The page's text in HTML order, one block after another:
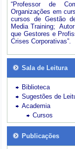
“Professor de
Organizações em
cursos de Gestão
Media Training;
que Gestores e
Crises Corporativas”.
Sala de Leitura
Biblioteca
Sugestões de
Academia
Cursos
Publicações